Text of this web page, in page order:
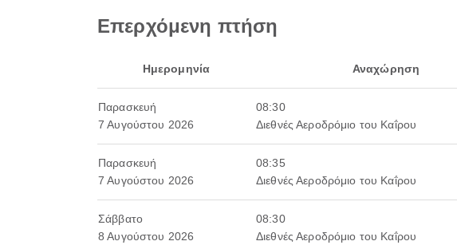
Επερχόμενη πτήση
Ημερομηνία Αναχώρηση
Παρασκευή
7 Αυγούστου 2026
08:30
Διεθνές Αεροδρόμιο του Καΐρου
Παρασκευή
7 Αυγούστου 2026
08:35
Διεθνές Αεροδρόμιο του Καΐρου
Σάββατο
8 Αυγούστου 2026
08:30
Διεθνές Αεροδρόμιο του Καΐρου